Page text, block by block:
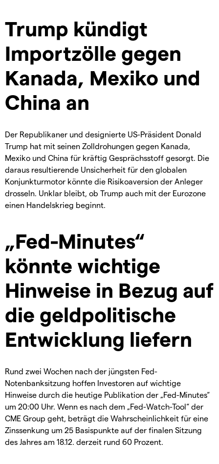
Trump kündigt
Importzölle gegen
Kanada, Mexiko und
China an
Der Republikaner und designierte US-Präsident Donald
Trump hat mit seinen Zolldrohungen gegen Kanada,
Mexiko und China für kräftig Gesprächsstoff gesorgt. Die
daraus resultierende Unsicherheit für den globalen
Konjunkturmotor könnte die Risikoaversion der Anleger
drosseln. Unklar bleibt, ob Trump auch mit der Eurozone
einen Handelskrieg beginnt.
„Fed-Minutes“
könnte wichtige
Hinweise in Bezug auf
die geldpolitische
Entwicklung liefern
Rund zwei Wochen nach der jüngsten Fed-
Notenbanksitzung hoffen Investoren auf wichtige
Hinweise durch die heutige Publikation der „Fed-Minutes“
um 20:00 Uhr. Wenn es nach dem „Fed-Watch-Tool“ der
CME Group geht, beträgt die Wahrscheinlichkeit für eine
Zinssenkung um 25 Basispunkte auf der finalen Sitzung
des Jahres am 18.12. derzeit rund 60 Prozent.